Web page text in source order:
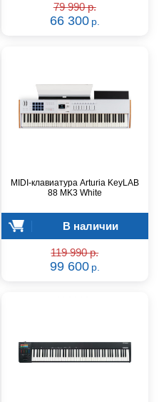
79 990 р.
66 300 р.
MIDI-клавиатура Arturia KeyLAB
88 MK3 White
В наличии
119 990 р.
99 600 р.